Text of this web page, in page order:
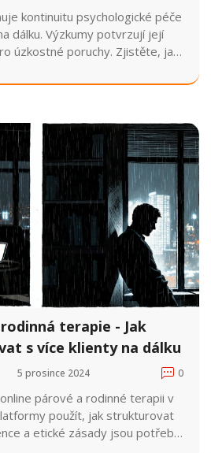
kontinuitu psychologické péče
dálku. Výzkumy potvrzují její
úzkostné poruchy. Zjistěte, jak
terapie - Jak
s více klienty na dálku
5 prosince 2024 0
párové a rodinné terapii v
použít, jak strukturovat
a etické zásady jsou potřeba